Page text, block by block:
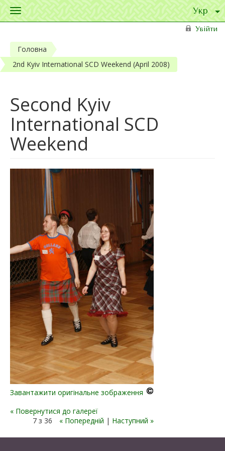
Toggle
Увійти
Головна
2nd Kyiv International SCD Weekend (April 2008)
Second Kyiv
International SCD
Weekend
Завантажити оригінальне зображення
« Повернутися до галереї
7 з 36
« Попередній | Наступний »